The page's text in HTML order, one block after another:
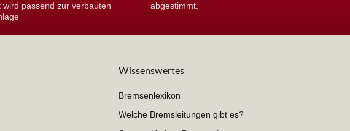
wird passend zur verbauten
abgestimmt.
Wissenswertes
Bremsenlexikon
Welche Bremsleitungen gibt es?